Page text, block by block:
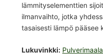
lämmityselementtien
ilmanvaihto, jotka
tasaisesti lämpö pääsee
Lukuvinkki: